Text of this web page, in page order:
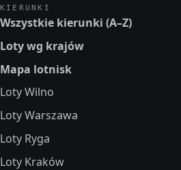
KIERUNKI
Wszystkie kierunki (A–Z)
Loty wg krajów
Mapa lotnisk
Loty Wilno
Loty Warszawa
Loty Ryga
Loty Kraków